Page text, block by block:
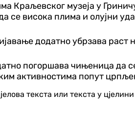
Краљевског музеја у
се висока плима и олујни
додатно убрзава
погоршава чињеница да
активностима попут
текста или текста у